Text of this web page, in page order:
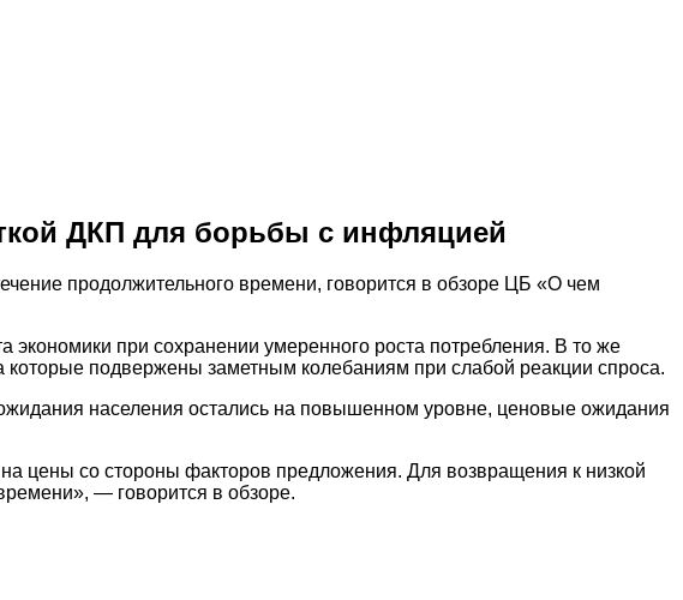
ДКП для борьбы с инфляцией
продолжительного времени, говорится в обзоре ЦБ «О чем
экономики при сохранении умеренного роста потребления. В то же
подвержены заметным колебаниям при слабой реакции спроса.
населения остались на повышенном уровне, ценовые ожидания
цены со стороны факторов предложения. Для возвращения к низкой
— говорится в обзоре.